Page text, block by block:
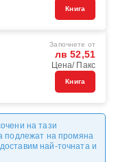
Книга
Започнете от
лв 52,51
Цена/ Пакс
Книга
на тази
подлежат на промяна
най-точната и